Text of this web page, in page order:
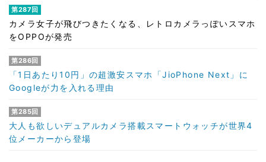
第287回
カメラ女子が飛びつきたくなる、レトロカメラっぽいスマホ
をOPPOが発売
第286回
「1日あたり10円」の超激安スマホ「JioPhone Next」に
Googleが力を入れる理由
第285回
大人も欲しいデュアルカメラ搭載スマートウォッチが世界4
位メーカーから登場